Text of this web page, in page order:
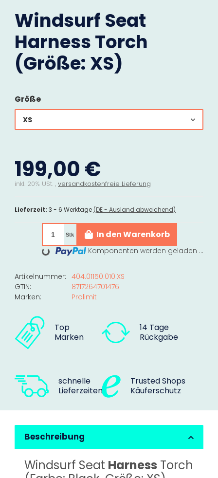
Windsurf Seat
Harness Torch
(Größe: XS)
Größe
XS
199,00 €
inkl. 20% USt. , versandkostenfreie Lieferung
Lieferzeit: 3 - 6 Werktage (DE - Ausland abweichend)
Stk In den Warenkorb
Loading... Komponenten werden geladen ...
Artikelnummer: 404.01150.010.XS
GTIN:
8717264701476
Marken:
Prolimit
Top
Marken
14 Tage
Rückgabe
schnelle
Lieferzeiten
Trusted Shops
Käuferschutz
Beschreibung
Windsurf Seat Harness Torch